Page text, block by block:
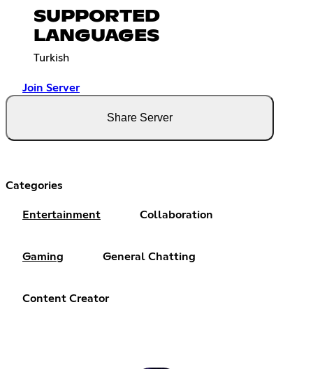
SUPPORTED
LANGUAGES
Turkish
Join Server
Share Server
Categories
Entertainment Collaboration
Gaming General Chatting
Content Creator